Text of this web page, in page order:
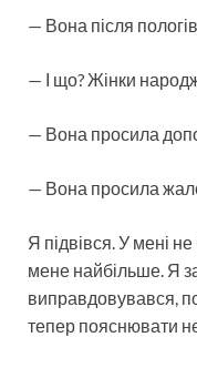
— Вона після
— І що? Жінки
— Вона просила
— Вона просила
Я підвівся. У мені
мене найбільше. Я
виправдовувався,
тепер пояснювати